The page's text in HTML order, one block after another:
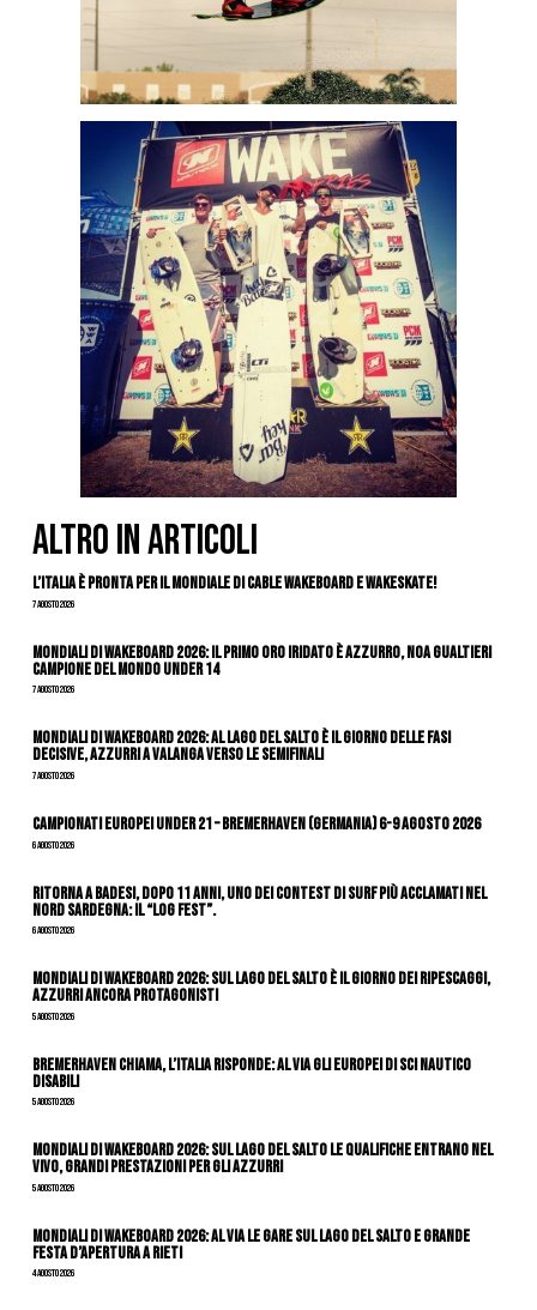
ALTRO IN ARTICOLI
L’Italia è pronta per il Mondiale di Cable Wakeboard e Wakeskate!
7 Agosto 2026
Mondiali di Wakeboard 2026: il primo oro iridato è azzurro, Noa Gualtieri
campione del mondo Under 14
7 Agosto 2026
Mondiali di Wakeboard 2026: al Lago del Salto è il giorno delle fasi
decisive, azzurri a valanga verso le semifinali
7 Agosto 2026
Campionati Europei Under 21 – Bremerhaven (Germania) 6-9 agosto 2026
6 Agosto 2026
Ritorna a Badesi, dopo 11 anni, uno dei contest di surf più acclamati nel
nord Sardegna: il “Log Fest”.
6 Agosto 2026
Mondiali di Wakeboard 2026: sul Lago del Salto è il giorno dei ripescaggi,
azzurri ancora protagonisti
5 Agosto 2026
Bremerhaven chiama, l’Italia risponde: al via gli Europei di Sci Nautico
Disabili
5 Agosto 2026
Mondiali di Wakeboard 2026: sul Lago del Salto le qualifiche entrano nel
vivo, grandi prestazioni per gli azzurri
5 Agosto 2026
Mondiali di Wakeboard 2026: al via le gare sul Lago del Salto e grande
festa d’apertura a Rieti
4 Agosto 2026